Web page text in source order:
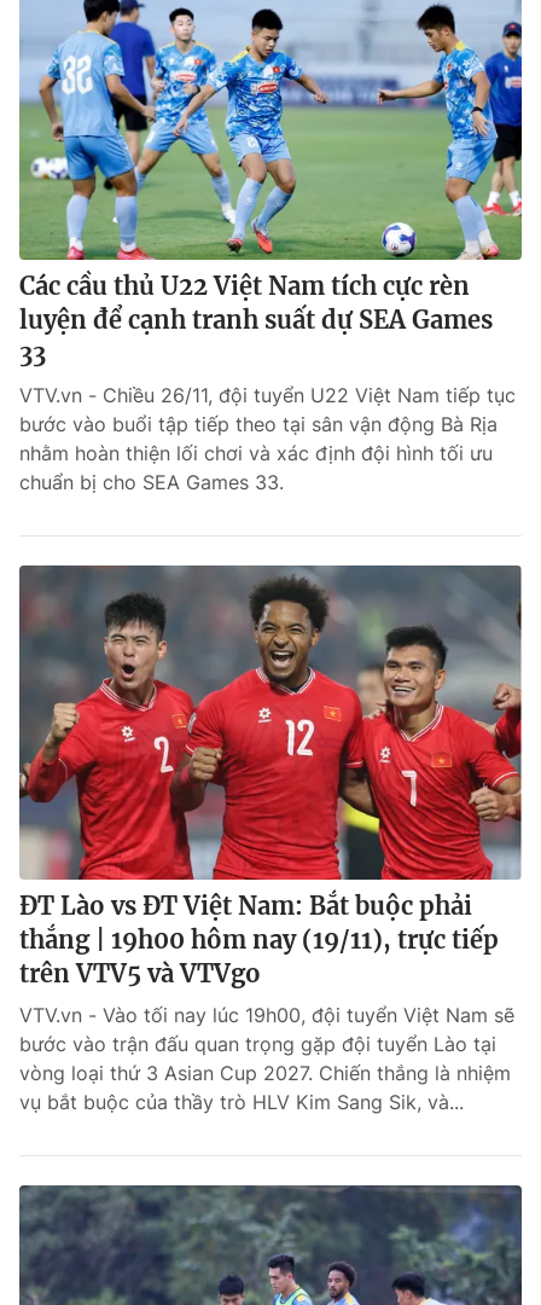
Các cầu thủ U22 Việt Nam tích cực rèn
luyện để cạnh tranh suất dự SEA Games
33
VTV.vn - Chiều 26/11, đội tuyển U22 Việt Nam tiếp tục
bước vào buổi tập tiếp theo tại sân vận động Bà Rịa
nhằm hoàn thiện lối chơi và xác định đội hình tối ưu
chuẩn bị cho SEA Games 33.
ĐT Lào vs ĐT Việt Nam: Bắt buộc phải
thắng | 19h00 hôm nay (19/11), trực tiếp
trên VTV5 và VTVgo
VTV.vn - Vào tối nay lúc 19h00, đội tuyển Việt Nam sẽ
bước vào trận đấu quan trọng gặp đội tuyển Lào tại
vòng loại thứ 3 Asian Cup 2027. Chiến thắng là nhiệm
vụ bắt buộc của thầy trò HLV Kim Sang Sik, và...